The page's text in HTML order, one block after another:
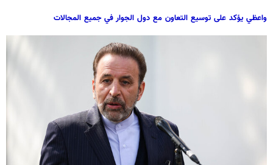
واعظي يؤكد على توسيع التعاون مع دول الجوار في جميع المجالات